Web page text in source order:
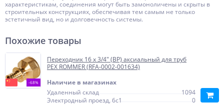
характеристикам, соединения могут быть замоноличены и скрыты в
строительных конструкциях, обеспечивая тем самым не только
эстетичный вид, но и долговечность системы.
Похожие товары
-68%
Переходник 16 x 3/4" (ВР) аксиальный для труб
PEX ROMMER (RFA-0002-001634)
Наличие в магазинах
Удаленный склад
1094
Электродный проезд, 6с1
0